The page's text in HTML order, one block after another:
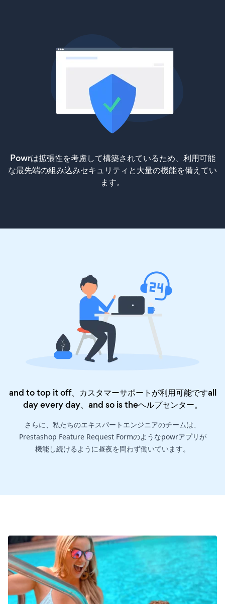
Powrは拡張性を考慮して構築されているため、利用可能
な最先端の組み込みセキュリティと大量の機能を備えてい
ます。
and to top it off、カスタマーサポートが利用可能ですall
day every day、and so is theヘルプセンター。
さらに、私たちのエキスパートエンジニアのチームは、
Prestashop Feature Request Formのようなpowrアプリが
機能し続けるように昼夜を問わず働いています。